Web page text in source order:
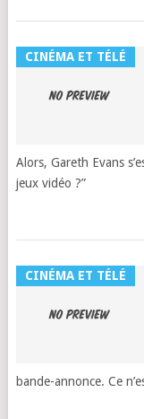
CINÉMA ET TÉLÉ
Alors, Gareth Evans
jeux vidéo ?”
CINÉMA ET TÉLÉ
bande-annonce. Ce